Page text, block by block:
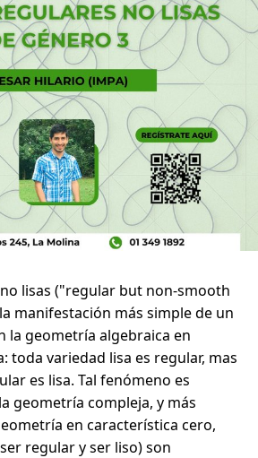
lisas ("regular but non-smooth
manifestación más simple de un
la geometría algebraica en
toda variedad lisa es regular, mas
es lisa. Tal fenómeno es
geometría compleja, y más
en característica cero,
regular y ser liso) son